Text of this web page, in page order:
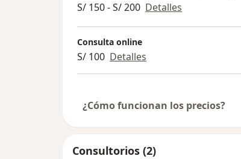
S/ 150 - S/ 200 Detalles
Consulta online
S/ 100 Detalles
¿Cómo funcionan los precios?
Consultorios (2)